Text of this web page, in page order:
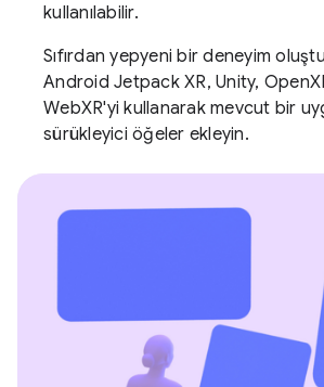
kullanılabilir.
Sıfırdan yepyeni bir deneyim
Android Jetpack XR, Unity,
WebXR'yi kullanarak mevcut bir
sürükleyici öğeler ekleyin.